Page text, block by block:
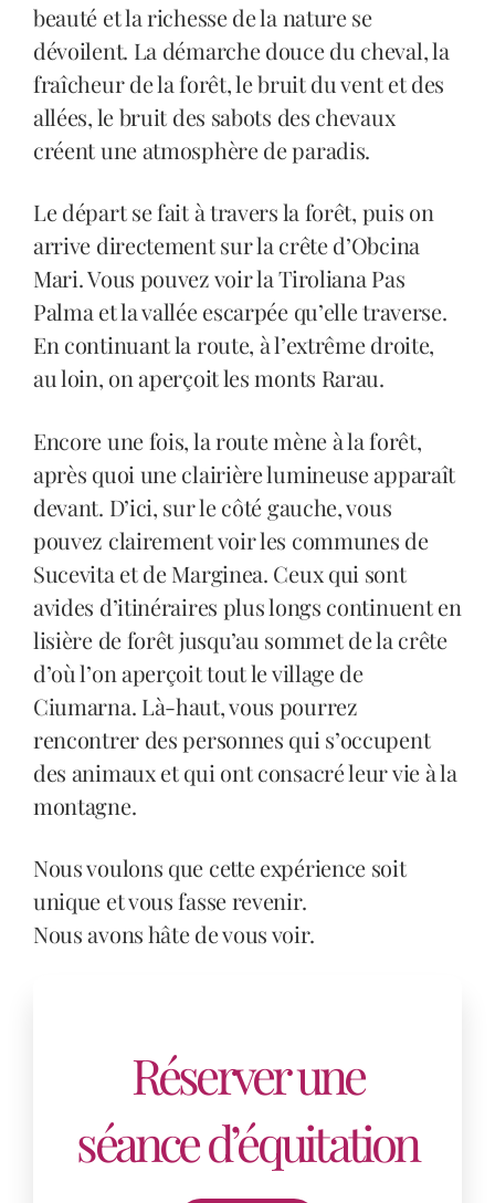
beauté et la richesse de la nature se
dévoilent. La démarche douce du cheval, la
fraîcheur de la forêt, le bruit du vent et des
allées, le bruit des sabots des chevaux
créent une atmosphère de paradis.
Le départ se fait à travers la forêt, puis on
arrive directement sur la crête d’Obcina
Mari. Vous pouvez voir la Tiroliana Pas
Palma et la vallée escarpée qu’elle traverse.
En continuant la route, à l’extrême droite,
au loin, on aperçoit les monts Rarau.
Encore une fois, la route mène à la forêt,
après quoi une clairière lumineuse apparaît
devant. D’ici, sur le côté gauche, vous
pouvez clairement voir les communes de
Sucevita et de Marginea. Ceux qui sont
avides d’itinéraires plus longs continuent en
lisière de forêt jusqu’au sommet de la crête
d’où l’on aperçoit tout le village de
Ciumarna. Là-haut, vous pourrez
rencontrer des personnes qui s’occupent
des animaux et qui ont consacré leur vie à la
montagne.
Nous voulons que cette expérience soit
unique et vous fasse revenir.
Nous avons hâte de vous voir.
Réserver une
séance d’équitation